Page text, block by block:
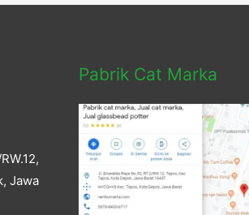
Jawa
Pabrik Cat Marka